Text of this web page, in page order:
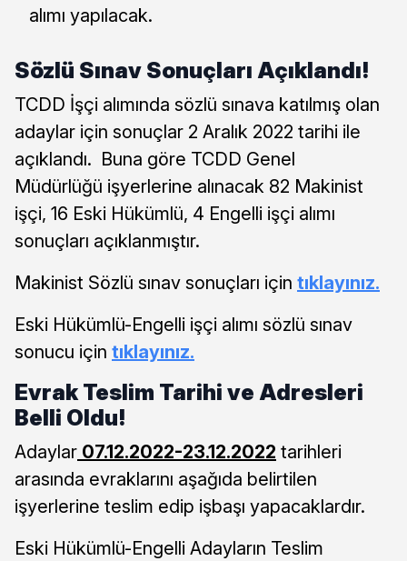
alımı yapılacak.
Sözlü Sınav Sonuçları Açıklandı!
TCDD İşçi alımında sözlü sınava katılmış olan
adaylar için sonuçlar 2 Aralık 2022 tarihi ile
açıklandı. Buna göre TCDD Genel
Müdürlüğü işyerlerine alınacak 82 Makinist
işçi, 16 Eski Hükümlü, 4 Engelli işçi alımı
sonuçları açıklanmıştır.
Makinist Sözlü sınav sonuçları için tıklayınız.
Eski Hükümlü-Engelli işçi alımı sözlü sınav
sonucu için tıklayınız.
Evrak Teslim Tarihi ve Adresleri
Belli Oldu!
Adaylar 07.12.2022-23.12.2022 tarihleri
arasında evraklarını aşağıda belirtilen
işyerlerine teslim edip işbaşı yapacaklardır.
Eski Hükümlü-Engelli Adayların Teslim